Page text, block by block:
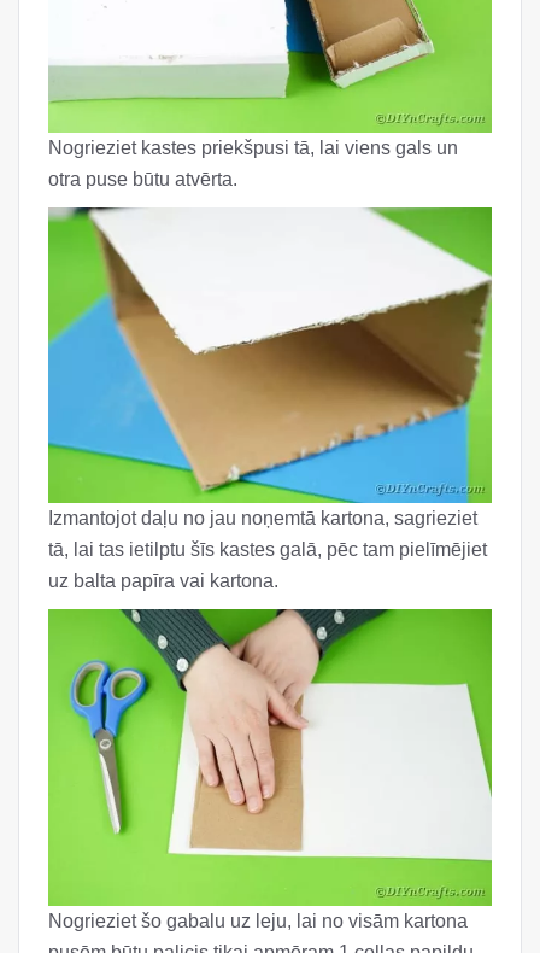
Nogrieziet kastes priekšpusi tā, lai viens gals un
otra puse būtu atvērta.
Izmantojot daļu no jau noņemtā kartona, sagrieziet
tā, lai tas ietilptu šīs kastes galā, pēc tam pielīmējiet
uz balta papīra vai kartona.
Nogrieziet šo gabalu uz leju, lai no visām kartona